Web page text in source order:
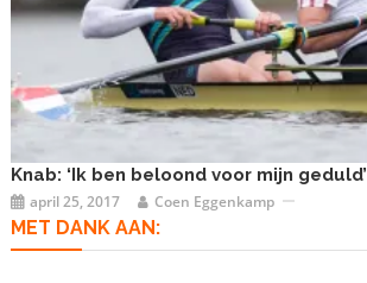
Knab: ‘Ik ben beloond voor mijn geduld’
april 25, 2017 Coen Eggenkamp
MET DANK AAN: